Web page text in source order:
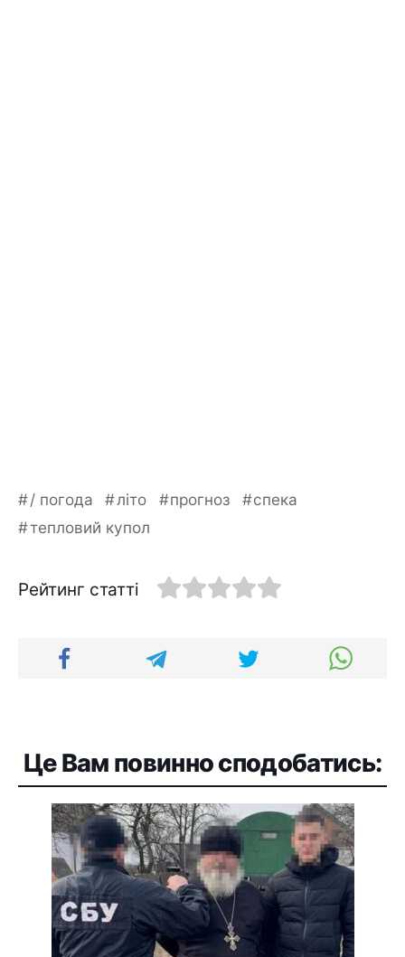
/ погода літо прогноз
спека
тепловий купол
Рейтинг статті
Це Вам повинно сподобатись: